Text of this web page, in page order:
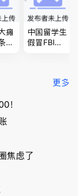
瘫
主
饭
崩
加
场
危
中国留学生
假冒FBI上
夫妻住进殡
更多
！
焦虑了